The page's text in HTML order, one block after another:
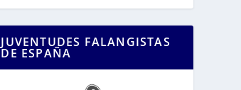
JUVENTUDES FALANGISTAS
DE ESPAÑA